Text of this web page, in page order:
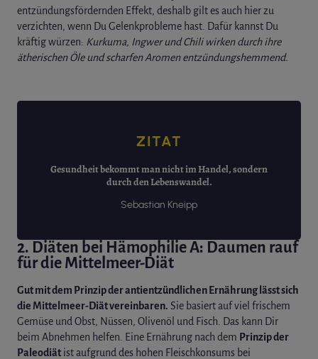
entzündungsfördernden Effekt, deshalb gilt es auch hier zu
verzichten, wenn Du Gelenkprobleme hast. Dafür kannst Du
kräftig würzen: Kurkuma, Ingwer und Chili wirken durch ihre
ätherischen Öle und scharfen Aromen entzündungshemmend.
ZITAT
Gesundheit bekommt man nicht im Handel, sondern
durch den Lebenswandel.
Sebastian Kneipp
2. Diäten bei Hämophilie A: Daumen rauf
für die Mittelmeer-Diät
Gut mit dem Prinzip der antientzündlichen Ernährung lässt sich
die Mittelmeer-Diät vereinbaren. Sie basiert auf viel frischem
Gemüse und Obst, Nüssen, Olivenöl und Fisch. Das kann Dir
beim Abnehmen helfen. Eine Ernährung nach dem Prinzip der
Paleodiätist aufgrund des hohen Fleischkonsums bei